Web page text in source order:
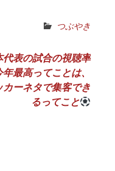
つぶやき
代表の試合の視聴率
年最高ってことは、
カーネタで集客でき
るってこと